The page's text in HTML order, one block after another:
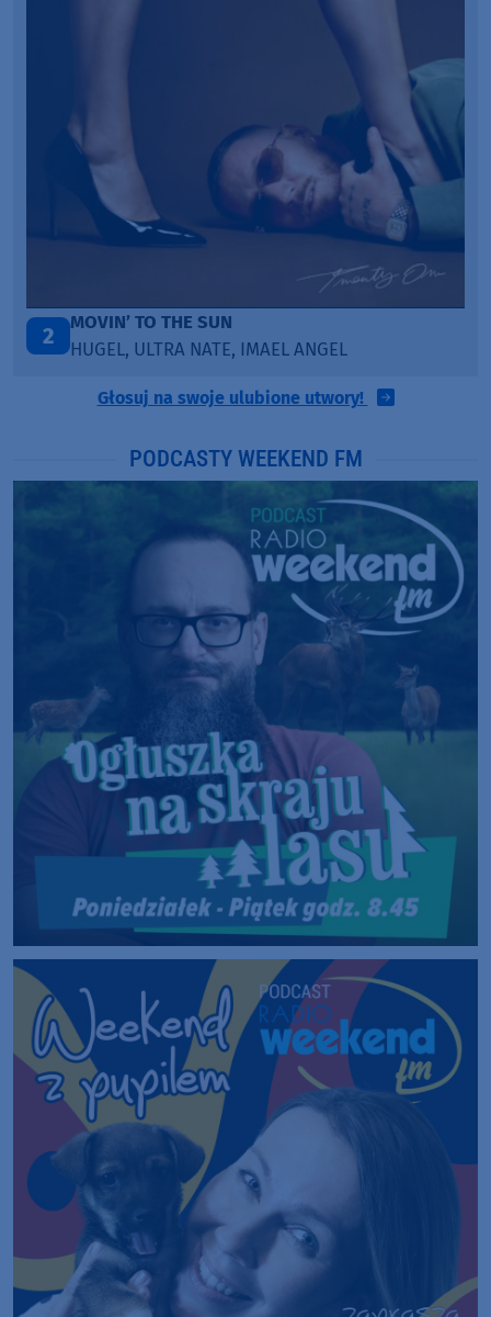
3
LEGENDARY LOVERS (SAVE ME)
KATY PERRY & CHIEF KEEF
Głosuj na swoje ulubione utwory!
PODCASTY WEEKEND FM